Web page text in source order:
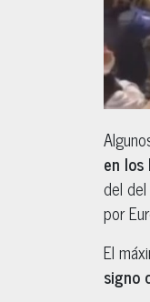
en
del
por
El
signo